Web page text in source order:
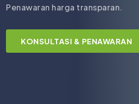
Penawaran harga transparan.
KONSULTASI & PENAWARAN